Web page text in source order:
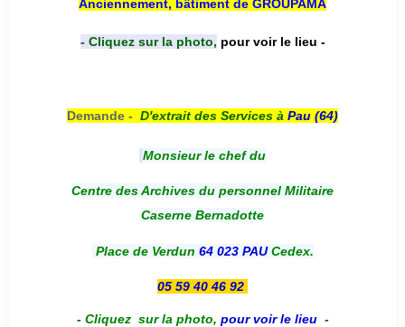
Anciennement, bâtiment de GROUPAMA
- Cliquez sur la photo, pour voir le lieu -
Demande - D'extrait des Services à Pau (64)
Monsieur le chef du
Centre des Archives du personnel Militaire
Caserne Bernadotte
Place de Verdun 64 023 PAUCedex.
05 59 40 46 92
- Cliquez sur la photo, pour voir le lieu -